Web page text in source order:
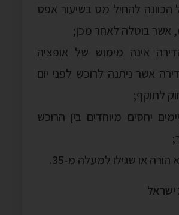
הכוונה להחיל מס בשיעור אפס
אינה מימוש של אופציה
אשר ניתנה לרוכש לפני יום
לתוקף;
יחסים מיוחדים בין הרוכש
הורה או שגילו למעלה מ‑35.
ישראל